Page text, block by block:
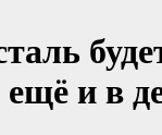
ещё и в